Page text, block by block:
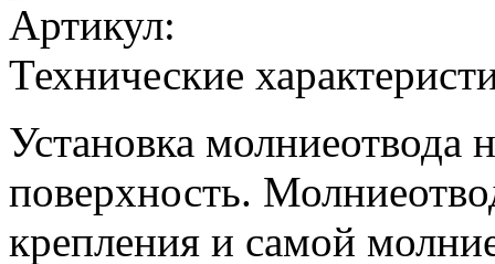
Артикул:
Технические
Установка молниеотвода
поверхность.
крепления и самой